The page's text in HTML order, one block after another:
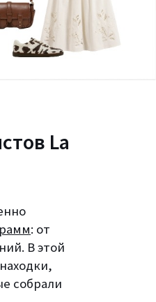
La
: от
В этой
собрали